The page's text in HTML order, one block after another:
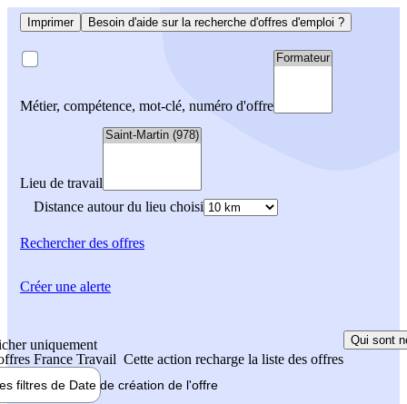
Imprimer Besoin d'aide sur la recherche d'offres d'emploi ?
Métier, compétence, mot-clé, numéro d'offre
Lieu de travail
Distance autour du lieu choisi
Rechercherdes offres
uniquement
France Travail Cette action recharge la liste des offres
Qui sont
filtres de Date de création de l'offre
Créer une alerte